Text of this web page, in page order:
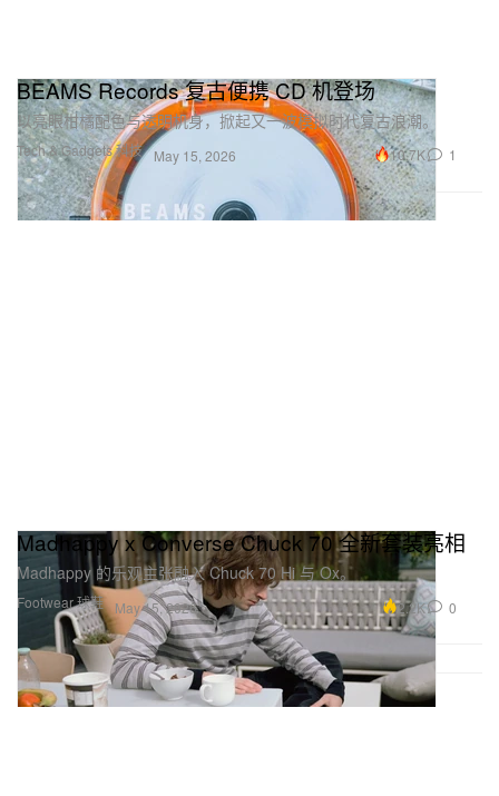
Tech & Gadgets 科技
BEAMS Records 复古便携 CD 机登场
以亮眼柑橘配色与透明机身，掀起又一波模拟时代复古浪潮。
May 15, 2026 10.7K 1
Footwear 球鞋
Madhappy x Converse Chuck 70 全新套装亮相
Madhappy 的乐观主张融入 Chuck 70 Hi 与 Ox。
May 15, 2026 2.2K 0